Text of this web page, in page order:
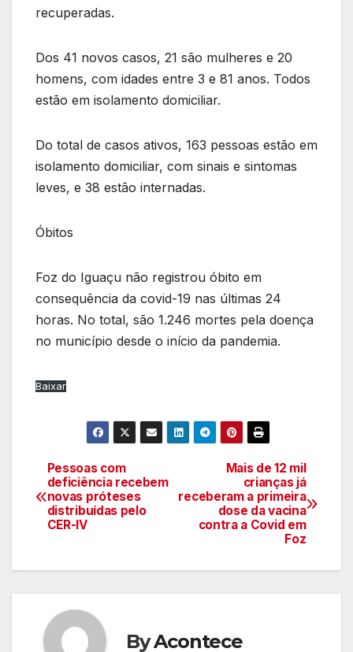
recuperadas.
Dos 41 novos casos, 21 são mulheres e 20
homens, com idades entre 3 e 81 anos. Todos
estão em isolamento domiciliar.
Do total de casos ativos, 163 pessoas estão em
isolamento domiciliar, com sinais e sintomas
leves, e 38 estão internadas.
Óbitos
Foz do Iguaçu não registrou óbito em
consequência da covid-19 nas últimas 24
horas. No total, são 1.246 mortes pela doença
no município desde o início da pandemia.
Baixar
Navegação
de
Mais de 12 mil
crianças já
receberam a primeira
dose da vacina
contra a Covid em
Foz
Pessoas com
deficiência recebem
novas próteses
distribuídas pelo
CER-IV
ByAcontece